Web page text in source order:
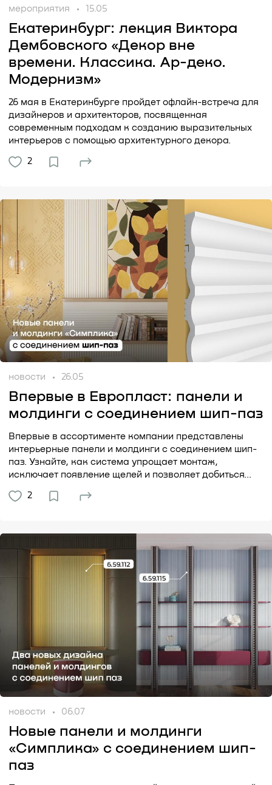
мероприятия 15.05
Екатеринбург: лекция Виктора
Дембовского «Декор вне
времени. Классика. Ар-деко.
Модернизм»
26 мая в Екатеринбурге пройдет офлайн-встреча для
дизайнеров и архитекторов, посвященная
современным подходам к созданию выразительных
интерьеров с помощью архитектурного декора.
2
новости 26.05
Впервые в Европласт: панели и
молдинги с соединением шип-паз
Впервые в ассортименте компании представлены
интерьерные панели и молдинги с соединением шип-
паз. Узнайте, как система упрощает монтаж,
исключает появление щелей и позволяет добиться...
2
новости 06.07
Новые панели и молдинги
«Симплика» с соединением шип-
паз